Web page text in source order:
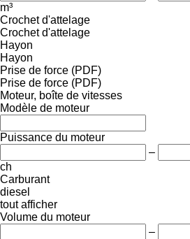
m³
Crochet d'attelage
Crochet d'attelage
Hayon
Hayon
Prise de force (PDF)
Prise de force (PDF)
Moteur, boîte de vitesses
Modèle de moteur
Puissance du moteur
–
ch
Carburant
diesel
tout afficher
Volume du moteur
–